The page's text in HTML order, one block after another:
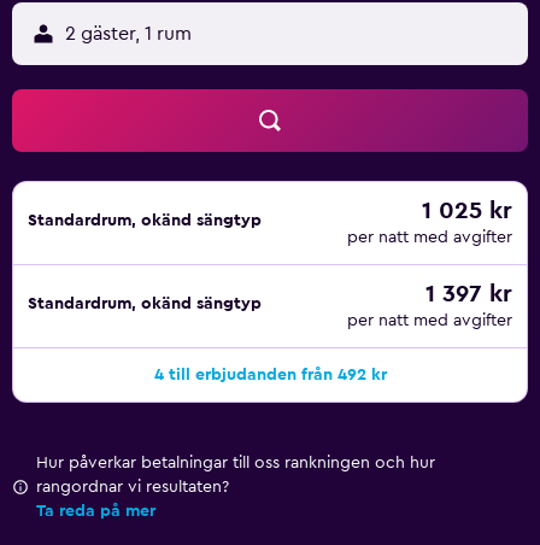
2 gäster, 1 rum
Standardrum, okänd sängtyp 1 025 kr
per natt med avgifter
Standardrum, okänd sängtyp 1 397 kr
per natt med avgifter
4 till erbjudanden från 492 kr
Hur påverkar betalningar till oss rankningen och hur
rangordnar vi resultaten?
Ta reda på mer